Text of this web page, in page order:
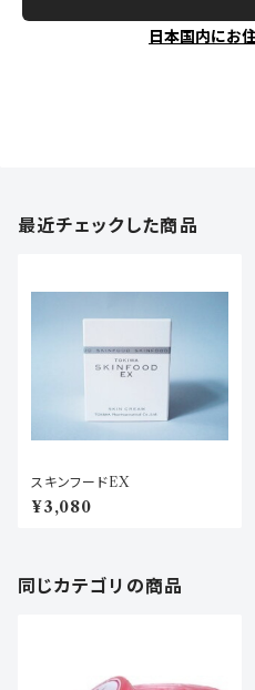
日本国内にお
最近チェックした商品
スキンフードEX
¥3,080
同じカテゴリの商品